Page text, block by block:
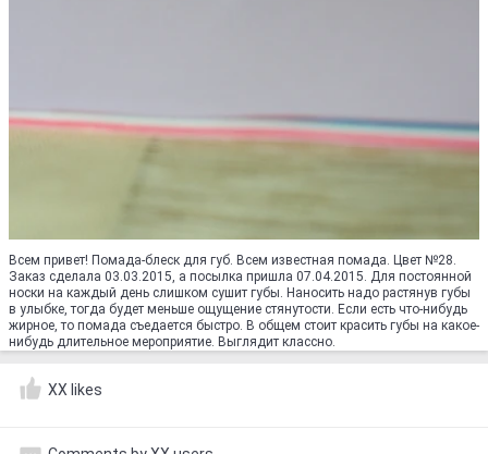
Всем привет! Помада-блеск для губ. Всем известная помада. Цвет №28.
Заказ сделала 03.03.2015, а посылка пришла 07.04.2015. Для постоянной
носки на каждый день слишком сушит губы. Наносить надо растянув губы
в улыбке, тогда будет меньше ощущение стянутости. Если есть что-нибудь
жирное, то помада съедается быстро. В общем стоит красить губы на какое-
нибудь длительное мероприятие. Выглядит классно.
XX likes